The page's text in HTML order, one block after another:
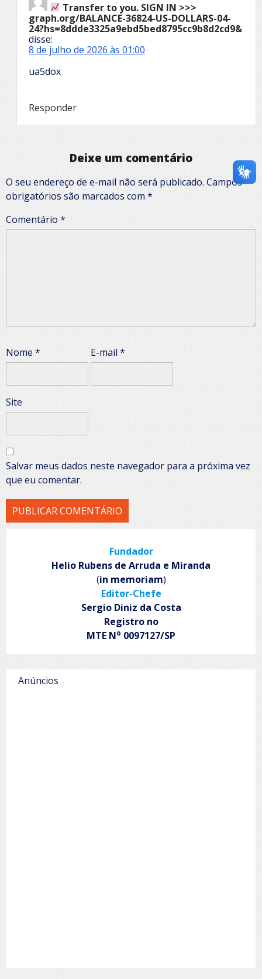
Transfer to you. SIGN IN >>>
graph.org/BALANCE-36824-US-DOLLARS-04-
24?hs=8ddde3325a9ebd5bed8795cc9b8d2cd9&
disse:
8 de julho de 2026 às 01:00
ua5dox
Responder
Deixe um comentário
O seu endereço de e-mail não será publicado. Campos
obrigatórios são marcados com *
Comentário *
Nome * E-mail*
Site
Salvar meus dados neste navegador para a próxima vez
que eu comentar.
Fundador
Helio Rubens de Arruda e Miranda
(in memoriam)
Editor-Chefe
Sergio Diniz da Costa
Registro no
MTE No 0097127/SP
Anúncios